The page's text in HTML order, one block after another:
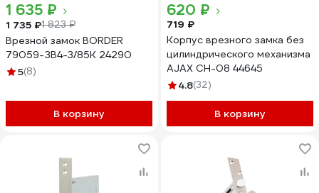
1 635 ₽
1 735 ₽1 823 ₽
Врезной замок BORDER
79059-ЗВ4-3/85К 24290
5(8)
В корзину
620 ₽
719 ₽
Корпус врезного замка без
цилиндрического механизма
AJAX CH-08 44645
4.8(32)
В корзину